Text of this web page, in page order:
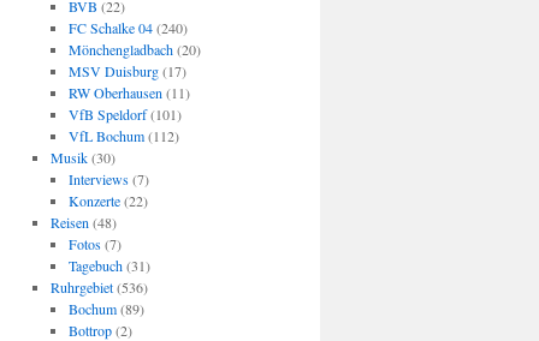
BVB (22)
FC Schalke 04(240)
Mönchengladbach(20)
MSV Duisburg(17)
RW Oberhausen (11)
VfB Speldorf(101)
VfL Bochum(112)
Musik(30)
Interviews(7)
Konzerte(22)
Reisen (48)
Fotos(7)
Tagebuch(31)
Ruhrgebiet(536)
Bochum(89)
Bottrop(2)